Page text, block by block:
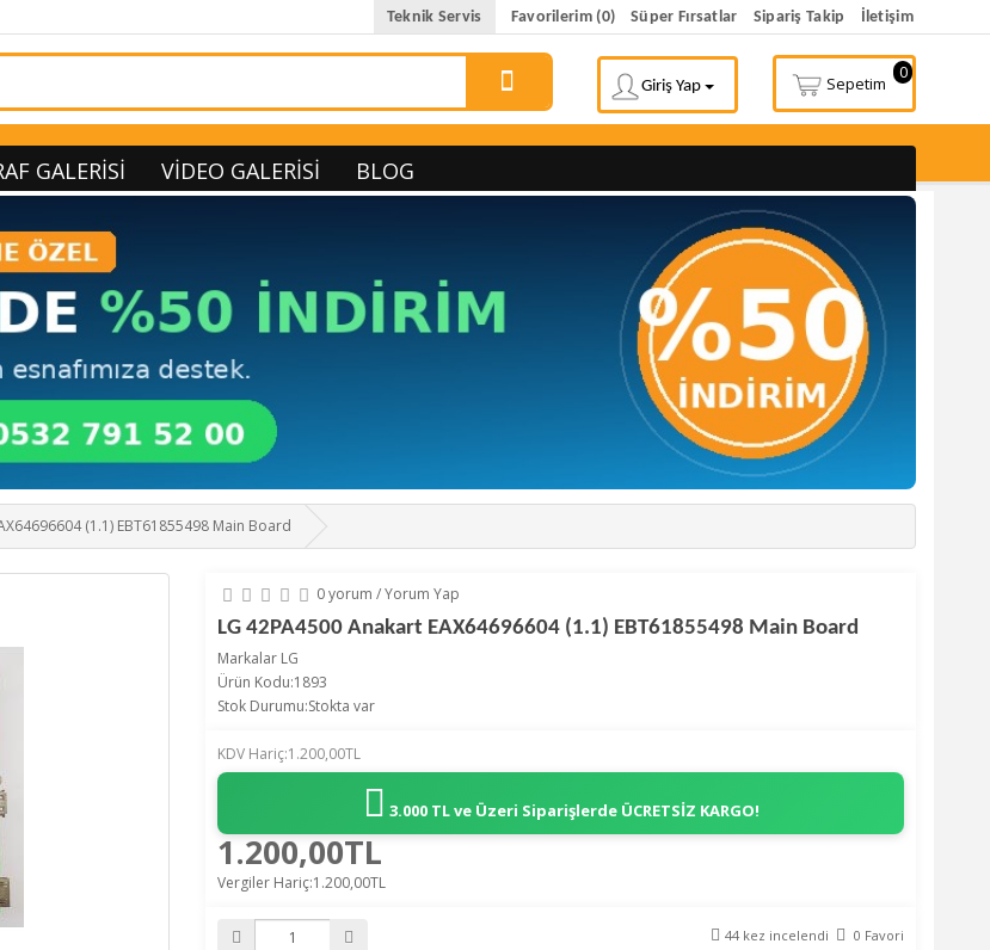
Teknik Servis Favorilerim (0) Süper Fırsatlar Sipariş Takip İletişim
0
Sepetim
Giriş Yap
GALERISI VIDEO GALERISI BLOG
(1.1) EBT61855498 Main Board
0 yorum /Yorum Yap
LG 42PA4500 Anakart EAX64696604 (1.1) EBT61855498 Main Board
Markalar LG
Ürün Kodu:1893
Stok Durumu:Stokta var
KDV Hariç:1.200,00TL
3.000 TL ve Üzeri Siparişlerde ÜCRETSİZ KARGO!
1.200,00TL
Vergiler Hariç:1.200,00TL
44 kez incelendi 0 Favori